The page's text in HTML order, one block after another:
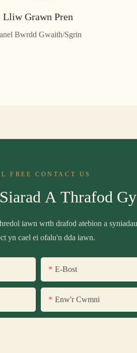
Lliw Grawn Pren
Bwrdd Gwaith/Sgrin
FREE CONTACT US
A Thrafod
iawn wrth drafod atebion a
yn cael ei ofalu'n dda iawn.
E-Bost
Enw'r Cwmni